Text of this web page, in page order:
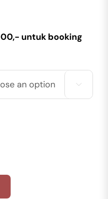
untuk booking
